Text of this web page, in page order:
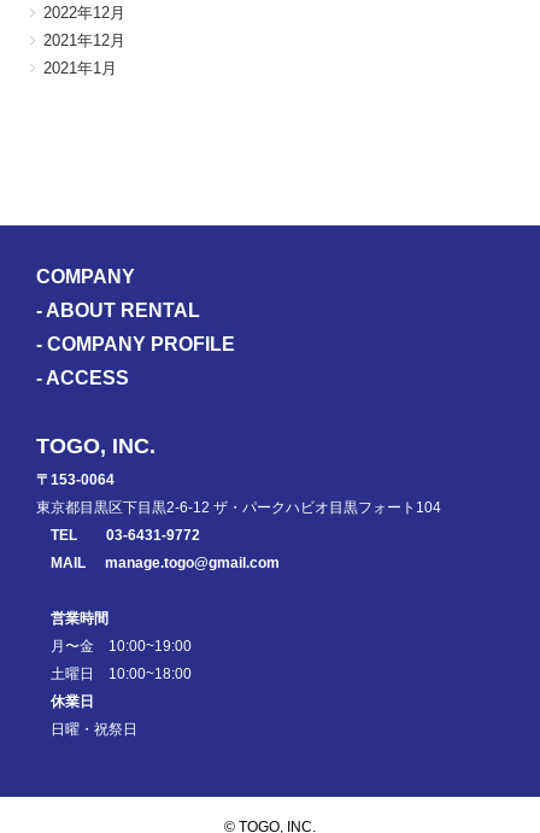
2022年12月
2021年12月
2021年1月
COMPANY
- ABOUT RENTAL
- COMPANY PROFILE
- ACCESS
TOGO, INC.
〒153-0064
東京都目黒区下目黒2-6-12 ザ・パークハビオ目黒フォート104
TEL 03-6431-9772
MAIL
manage.togo@gmail.com
営業時間
月〜金 10:00~19:00
土曜日 10:00~18:00
休業日
日曜・祝祭日
© TOGO, INC.